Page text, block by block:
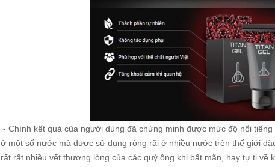
- Chính kết quả của người dùng đã chứng minh được mức độ nổi tiếng
ở một số nước mà được sử dụng rộng rãi ở nhiều nước trên thế giới
rất rất nhiều vết thương lòng của các quý ông khi bất mãn, hay tự ti